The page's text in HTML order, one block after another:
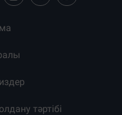
тәртібі